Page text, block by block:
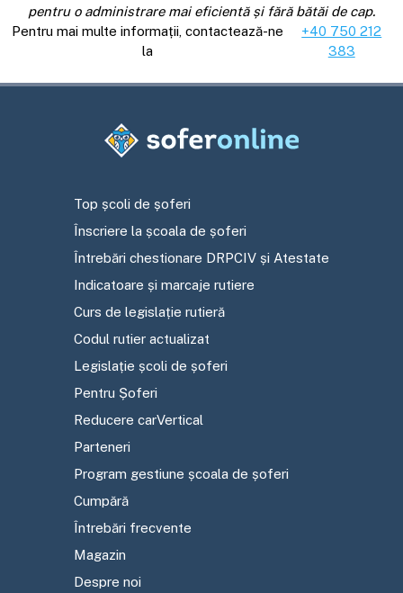
pentru o administrare mai eficientă și fără bătăi de cap.
Pentru mai multe informații, contactează-ne
la
+40 750 212
383
Top școli de șoferi
Înscriere la școala de șoferi
Întrebări chestionare DRPCIV și Atestate
Indicatoare și marcaje rutiere
Curs de legislație rutieră
Codul rutier actualizat
Legislație școli de șoferi
Pentru Șoferi
Reducere carVertical
Parteneri
Program gestiune școala de șoferi
Cumpără
Întrebări frecvente
Magazin
Despre noi